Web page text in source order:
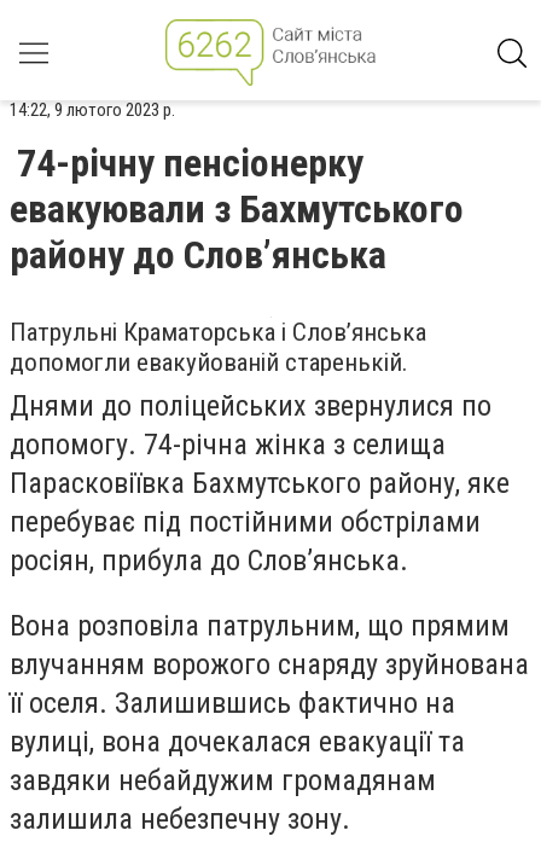
14:22, 9 лютого 2023 р.
74-річну пенсіонерку
евакуювали з Бахмутського
району до Слов’янська
Патрульні Краматорська і Слов’янська
допомогли евакуйованій старенькій.
Днями до поліцейських звернулися по
допомогу. 74-річна жінка з селища
Парасковіївка Бахмутського району, яке
перебуває під постійними обстрілами
росіян, прибула до Слов’янська.
Вона розповіла патрульним, що прямим
влучанням ворожого снаряду зруйнована
її оселя. Залишившись фактично на
вулиці, вона дочекалася евакуації та
завдяки небайдужим громадянам
залишила небезпечну зону.